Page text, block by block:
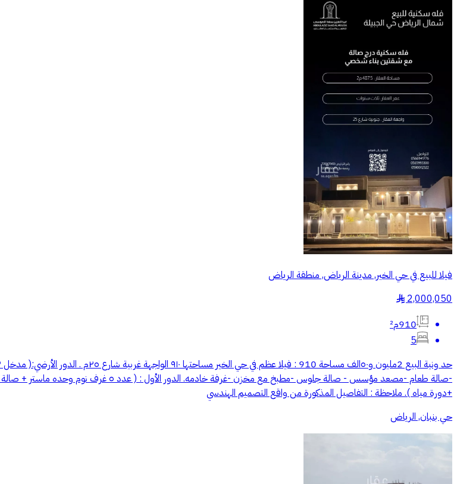
فيلا للبيع في حي الخير, مدينة الرياض, منطقة الرياض
2,000,050
§
910م²
5
+دورة مياه ). ملاحظة : التفاصيل المذكورة من واقع التصميم الهندسي
حي بنبان, الرياض